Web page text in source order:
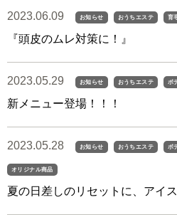
2023.06.09 お知らせ おうちエステ 育
『頭皮のムレ対策に！』
2023.05.29 お知らせ おうちエステ ボ
新メニュー登場！！！
2023.05.28 お知らせ おうちエステ ボ
オリジナル商品
夏の日差しのリセットに、アイ